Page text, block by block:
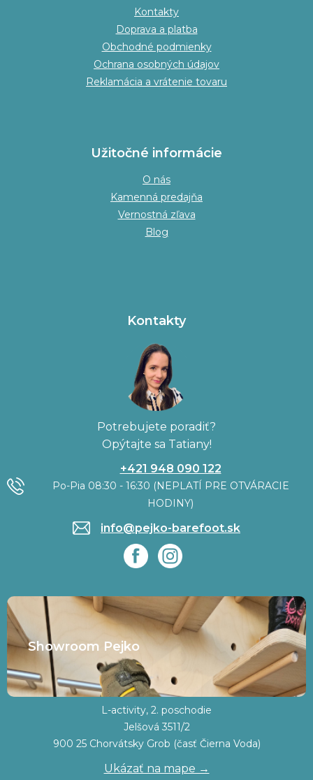
Kontakty
Doprava a platba
Obchodné podmienky
Ochrana osobných údajov
Reklamácia a vrátenie tovaru
Užitočné informácie
O nás
Kamenná predajňa
Vernostná zľava
Blog
Kontakty
Potrebujete poradiť?
Opýtajte sa Tatiany!
+421 948 090 122
Po-Pia 08:30 - 16:30 (NEPLATÍ PRE OTVÁRACIE
HODINY)
info@pejko-barefoot.sk
Showroom Pejko
L-activity, 2. poschodie
Jelšová 3511/2
900 25 Chorvátsky Grob (časť Čierna Voda)
Ukázať na mape →